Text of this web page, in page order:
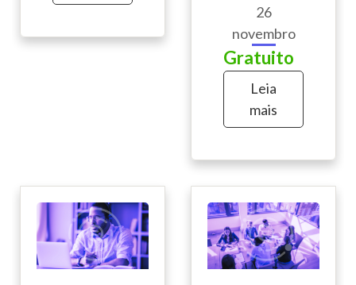
26
novembro
Gratuito
Leia
mais